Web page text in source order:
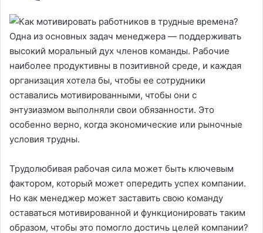
Одна из основных задач менеджера — поддерживать
высокий моральный дух членов команды. Рабочие
наиболее продуктивны в позитивной среде, и каждая
организация хотела бы, чтобы ее сотрудники
оставались мотивированными, чтобы они с
энтузиазмом выполняли свои обязанности. Это
особенно верно, когда экономические или рыночные
условия трудны.
Трудолюбивая рабочая сила может быть ключевым
фактором, который может опередить успех компании.
Но как менеджер может заставить свою команду
оставаться мотивированной и функционировать таким
образом, чтобы это помогло достичь целей компании?